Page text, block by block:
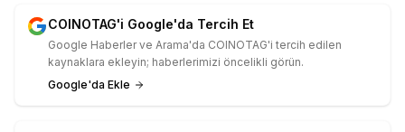
COINOTAG'i Google'da Tercih Et
Google Haberler ve Arama'da COINOTAG'i tercih edilen
kaynaklara ekleyin; haberlerimizi öncelikli görün.
Google'da Ekle